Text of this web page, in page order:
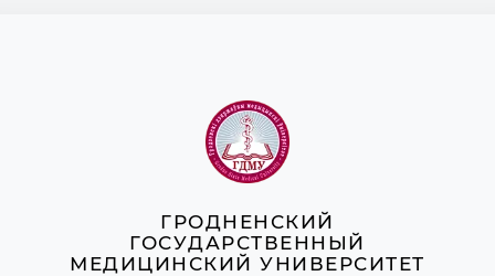
ГРОДНЕНСКИЙ
ГОСУДАРСТВЕННЫЙ
МЕДИЦИНСКИЙ УНИВЕРСИТЕТ